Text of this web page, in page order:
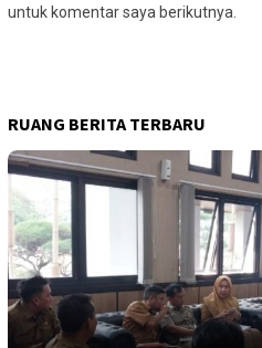
untuk komentar saya berikutnya.
RUANG BERITA TERBARU